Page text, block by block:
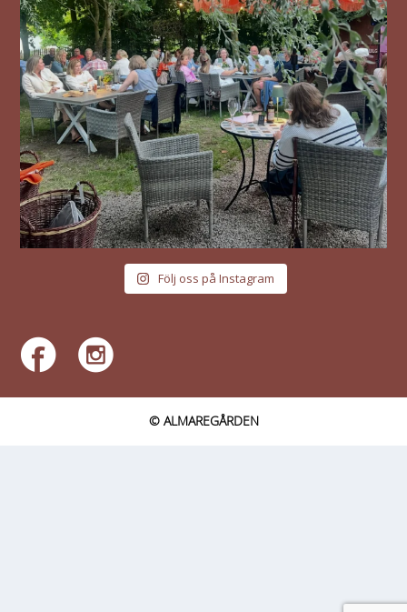
Följ oss på Instagram
© ALMAREGÅRDEN